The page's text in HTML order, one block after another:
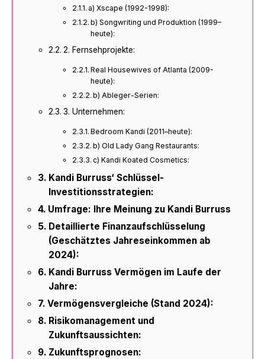
a) Xscape (1992-1998):
b) Songwriting und Produktion (1999–
heute):
2. Fernsehprojekte:
Real Housewives of Atlanta (2009-
heute):
b) Ableger-Serien:
3. Unternehmen:
Bedroom Kandi (2011–heute):
b) Old Lady Gang Restaurants:
c) Kandi Koated Cosmetics:
Kandi Burruss‘ Schlüssel-
Investitionsstrategien:
Umfrage: Ihre Meinung zu Kandi Burruss
Detaillierte Finanzaufschlüsselung
(Geschätztes Jahreseinkommen ab
2024):
Kandi Burruss Vermögen im Laufe der
Jahre:
Vermögensvergleiche (Stand 2024):
Risikomanagement und
Zukunftsaussichten:
Zukunftsprognosen: